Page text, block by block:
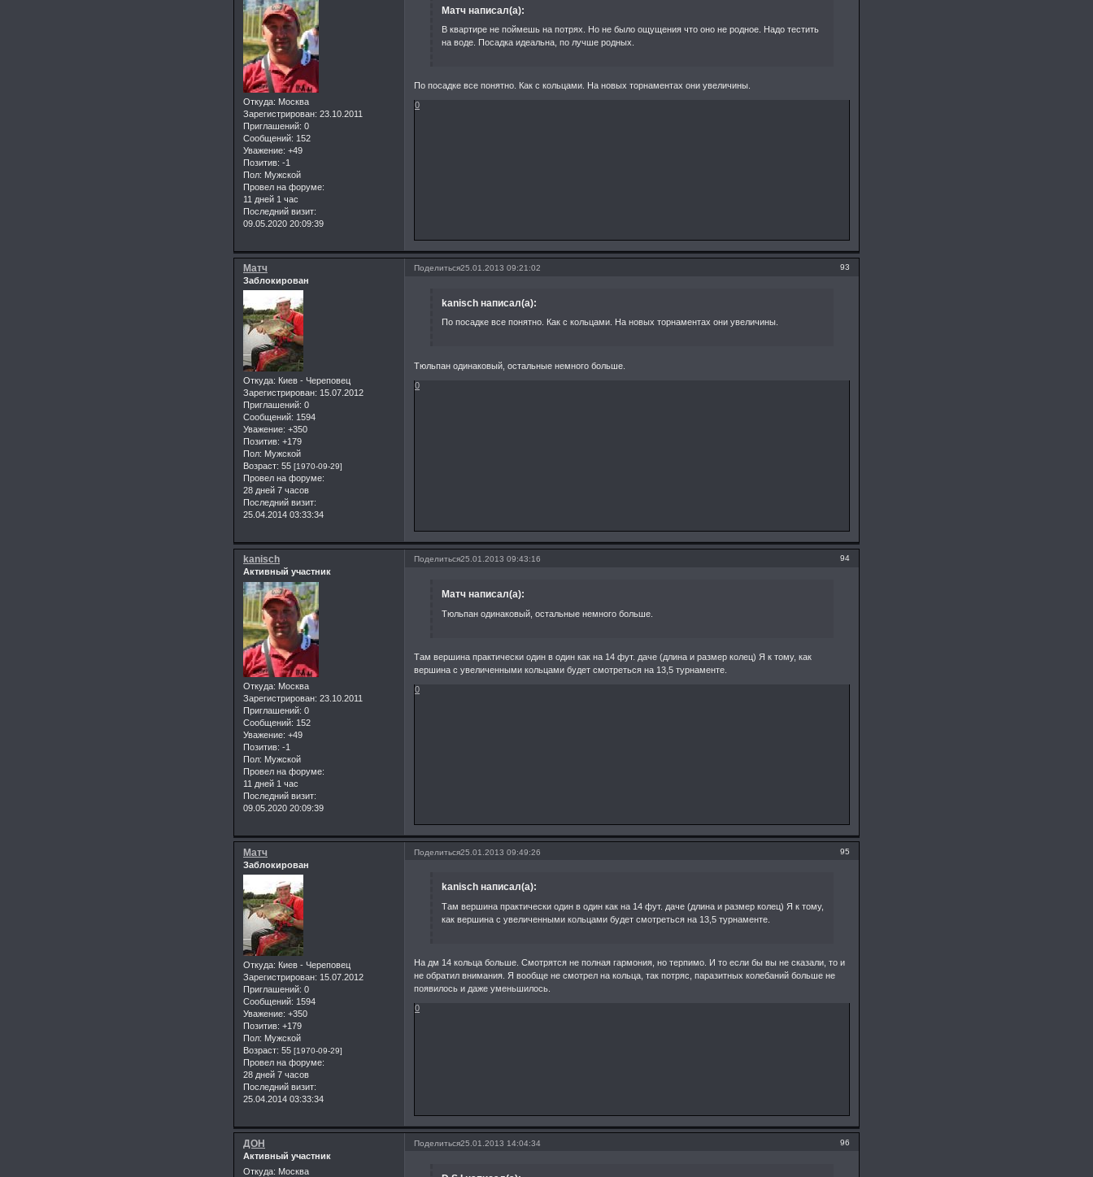
Откуда: Москва
Зарегистрирован: 23.10.2011
Приглашений: 0
Сообщений: 152
Уважение: +49
Позитив: -1
Пол: Мужской
Провел на форуме:
11 дней 1 час
Последний визит:
09.05.2020 20:09:39
Матч написал(а):
В квартире не поймешь на потрях. Но не было ощущения что оно не родное. Надо тестить
на воде. Посадка идеальна, по лучше родных.
По посадке все понятно. Как с кольцами. На новых торнаментах они увеличины.
0
Поделиться 93
25.01.2013 09:21:02
Матч
Заблокирован
Откуда: Киев - Череповец
Зарегистрирован: 15.07.2012
Приглашений: 0
Сообщений: 1594
Уважение: +350
Позитив: +179
Пол: Мужской
Возраст: 55 [1970-09-29]
Провел на форуме:
28 дней 7 часов
Последний визит:
25.04.2014 03:33:34
kanisch написал(а):
По посадке все понятно. Как с кольцами. На новых торнаментах они увеличины.
Тюльпан одинаковый, остальные немного больше.
0
Поделиться 94
25.01.2013 09:43:16
kanisch
Активный участник
Откуда: Москва
Зарегистрирован: 23.10.2011
Приглашений: 0
Сообщений: 152
Уважение: +49
Позитив: -1
Пол: Мужской
Провел на форуме:
11 дней 1 час
Последний визит:
09.05.2020 20:09:39
Матч написал(а):
Тюльпан одинаковый, остальные немного больше.
Там вершина практически один в один как на 14 фут. даче (длина и размер колец) Я к тому, как
вершина с увеличенными кольцами будет смотреться на 13,5 турнаменте.
0
Поделиться 95
25.01.2013 09:49:26
Матч
Заблокирован
Откуда: Киев - Череповец
Зарегистрирован: 15.07.2012
Приглашений: 0
Сообщений: 1594
Уважение: +350
Позитив: +179
Пол: Мужской
Возраст: 55 [1970-09-29]
Провел на форуме:
28 дней 7 часов
Последний визит:
25.04.2014 03:33:34
kanisch написал(а):
Там вершина практически один в один как на 14 фут. даче (длина и размер колец) Я к тому,
как вершина с увеличенными кольцами будет смотреться на 13,5 турнаменте.
На дм 14 кольца больше. Смотрятся не полная гармония, но терпимо. И то если бы вы не сказали, то и
не обратил внимания. Я вообще не смотрел на кольца, так потряс, паразитных колебаний больше не
появилось и даже уменьшилось.
0
Поделиться 96
25.01.2013 14:04:34
ДОН
Активный участник
Откуда: Москва